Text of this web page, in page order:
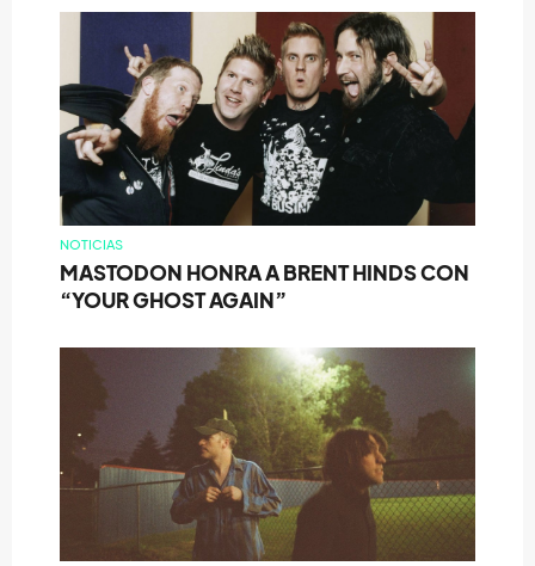
NOTICIAS
MASTODON HONRA A BRENT HINDS CON
“YOUR GHOST AGAIN”